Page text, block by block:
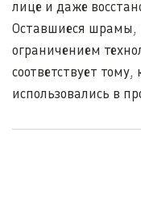
лице и даже
Оставшиеся шрамы,
ограничением
соответствует
использовались в